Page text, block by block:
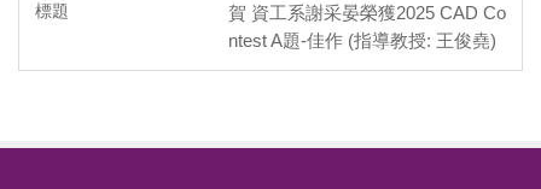
賀 資工系謝采晏榮獲2025 CAD Co
ntest A題-佳作 (指導教授: 王俊堯)